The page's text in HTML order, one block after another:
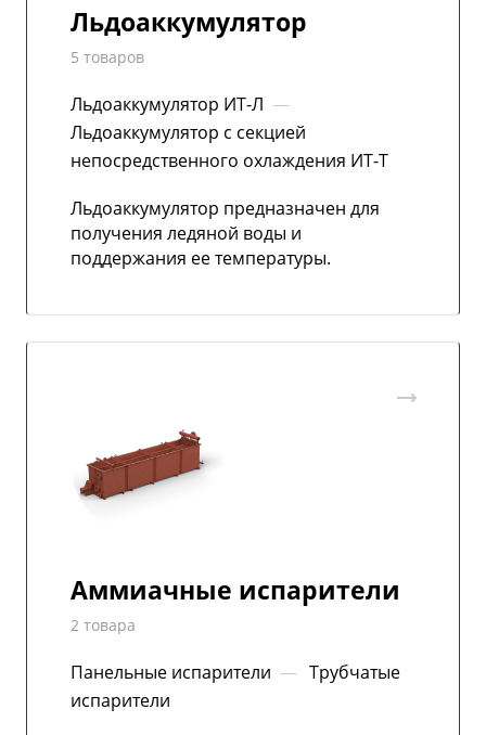
Льдоаккумулятор
5 товаров
Льдоаккумулятор ИТ-Л —
Льдоаккумулятор с секцией
непосредственного охлаждения ИТ-Т
Льдоаккумулятор предназначен для
получения ледяной воды и
поддержания ее температуры.
Аммиачные испарители
2 товара
Панельные испарители — Трубчатые
испарители